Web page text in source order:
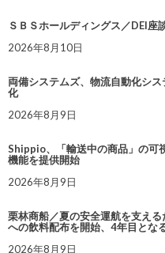
ＳＢＳホールディングス／DEI座
2026年8月10日
両備システムズ、物流自動化シ
化
2026年8月9日
Shippio、「輸送中の商品」の可
機能を提供開始
2026年8月9日
栗林商船／夏の安全運航を支え
への飲料配布を開始、4年目とな
2026年8月9日